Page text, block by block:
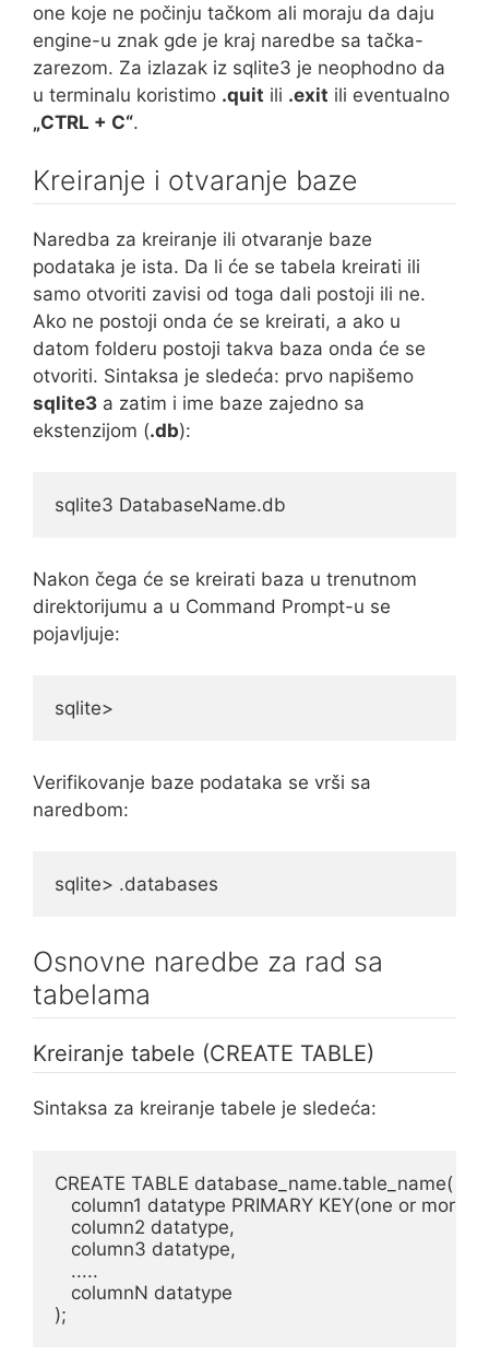
one koje ne počinju tačkom ali moraju da daju
engine-u znak gde je kraj naredbe sa tačka-
zarezom. Za izlazak iz sqlite3 je neophodno da
u terminalu koristimo .quit ili .exit ili eventualno
„CTRL + C“.
Kreiranje i otvaranje baze
Naredba za kreiranje ili otvaranje baze
podataka je ista. Da li će se tabela kreirati ili
samo otvoriti zavisi od toga dali postoji ili ne.
Ako ne postoji onda će se kreirati, a ako u
datom folderu postoji takva baza onda će se
otvoriti. Sintaksa je sledeća: prvo napišemo
sqlite3 a zatim i ime baze zajedno sa
ekstenzijom (.db):
sqlite3 DatabaseName.db
Nakon čega će se kreirati baza u trenutnom
direktorijumu a u Command Prompt-u se
pojavljuje:
sqlite>
Verifikovanje baze podataka se vrši sa
naredbom:
sqlite> .databases
Osnovne naredbe za rad sa
tabelama
Kreiranje tabele (CREATE TABLE)
Sintaksa za kreiranje tabele je sledeća:
CREATE TABLE database_name.table_name(
column1 datatype PRIMARY KEY(one or more
   column2 datatype,
   column3 datatype,
   .....
   columnN datatype
);